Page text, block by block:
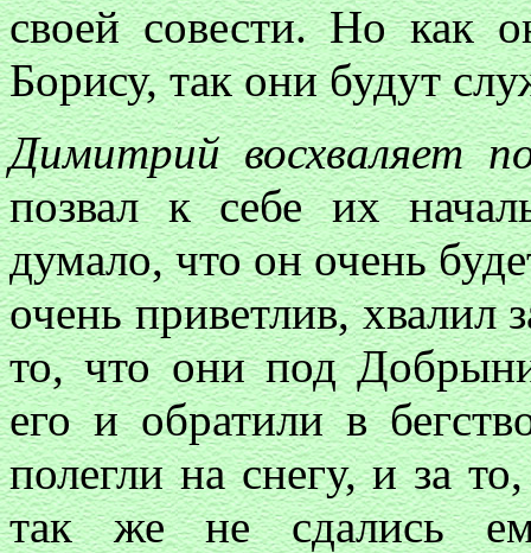
своей совести. Но как
Борису, так они будут
Димитрий восхваляет
позвал к себе их
думало, что он очень
очень приветлив, хвалил
то, что они под
его и обратили в
полегли на снегу, и за
так же не сдались